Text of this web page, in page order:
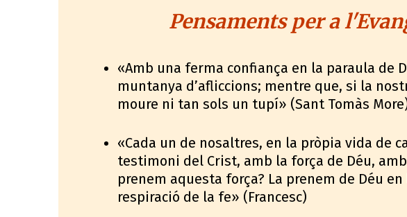
Pensaments per a
«Amb una ferma confiança en la paraula de
muntanya d’afliccions; mentre que, si la
moure ni tan sols un tupí» (Sant Tomàs
«Cada un de nosaltres, en la pròpia vida de
testimoni del Crist, amb la força de Déu,
prenem aquesta força? La prenem de Déu en
respiració de la fe» (Francesc)